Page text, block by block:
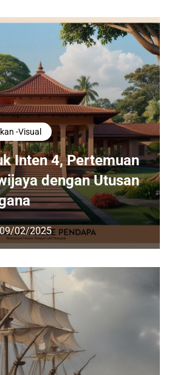
-visual
Inten 4, Pertemuan
dengan Utusan
09/02/2025